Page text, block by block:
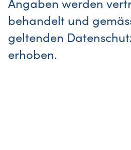
Angaben werden
behandelt und
geltenden
erhoben.